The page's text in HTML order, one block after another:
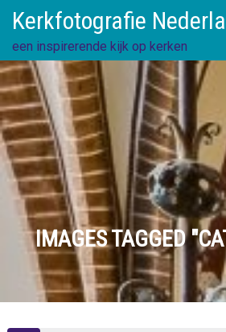
content
Kerkfotografie
een inspirerende kijk op kerken
IMAGES TAGGED